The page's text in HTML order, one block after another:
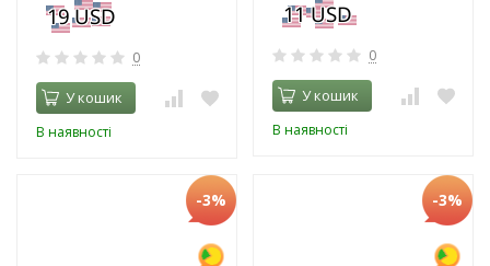
0
У кошик
В наявності
0
У кошик
В наявності
-3% -3%